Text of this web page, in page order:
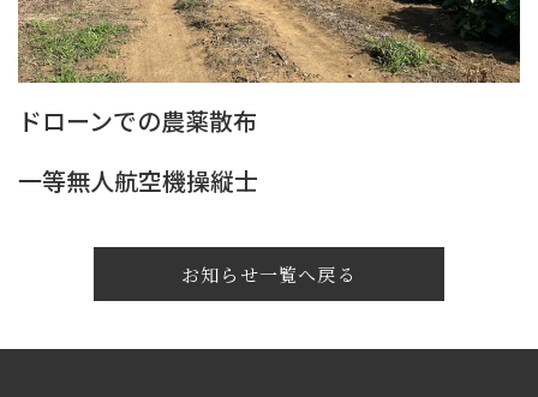
ドローンでの農薬散布
一等無人航空機操縦士
お知らせ一覧へ戻る